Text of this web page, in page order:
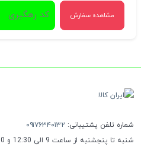
مشاهده سفارش
شماره تلفن پشتیبانی: ۰۹۱۷۶۳۴۰۱۳۲
شنبه تا پنجشنبه از ساعت 9 الی 12:30 و 16:00 الی 20:15